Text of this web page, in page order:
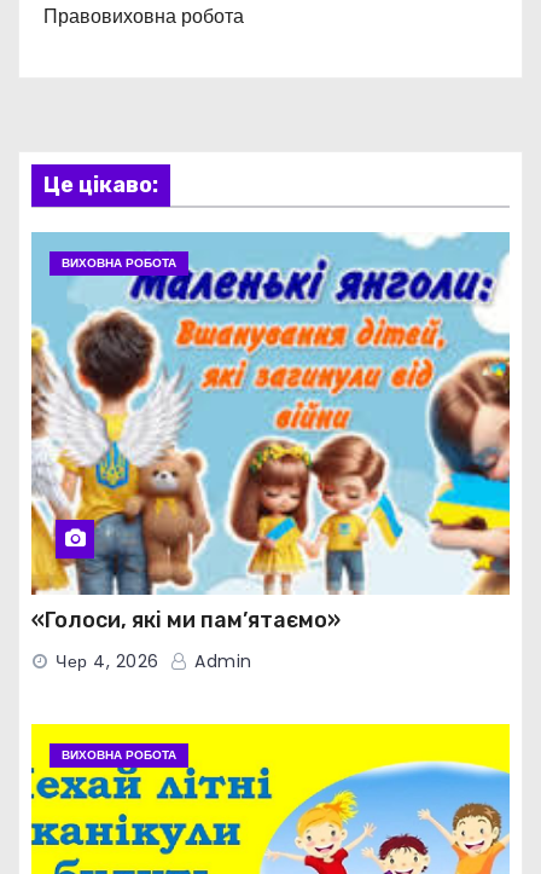
Правовиховна робота
Це цікаво:
ВИХОВНА РОБОТА
«Голоси, які ми пам’ятаємо»
Чер 4, 2026 Admin
ВИХОВНА РОБОТА